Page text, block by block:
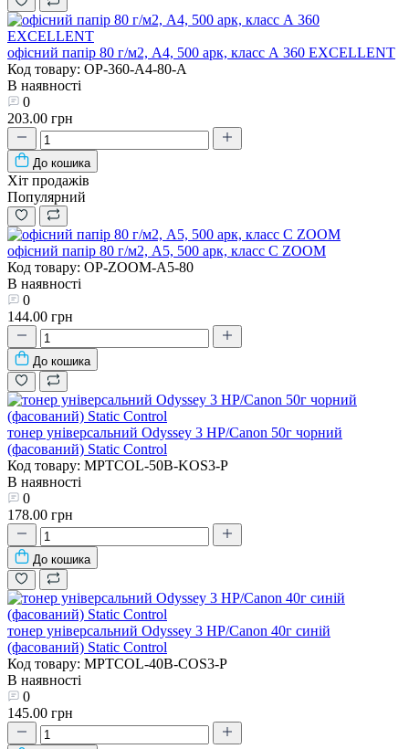
офісний папір 80 г/м2, A4, 500 арк, класc А 360 EXCELLENT
Код товару: OP-360-A4-80-A
В наявності
0
203.00 грн
До кошика
Хіт продажів
Популярний
офісний папір 80 г/м2, A5, 500 арк, класc C ZOOM
Код товару: OP-ZOOM-A5-80
В наявності
0
144.00 грн
До кошика
тонер універсальний Odyssey 3 HP/Canon 50г чорний
(фасований) Static Control
Код товару: MPTCOL-50B-KOS3-P
В наявності
0
178.00 грн
До кошика
тонер універсальний Odyssey 3 HP/Canon 40г синій
(фасований) Static Control
Код товару: MPTCOL-40B-COS3-P
В наявності
0
145.00 грн